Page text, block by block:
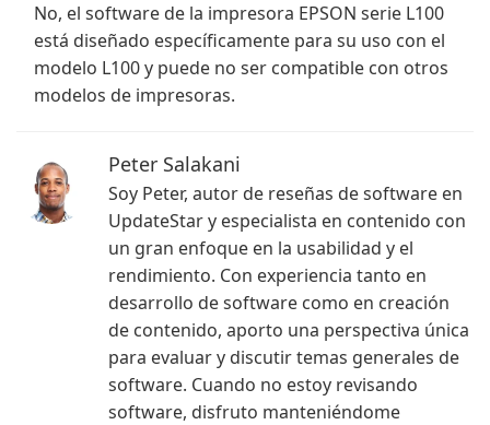
No, el software de la impresora EPSON serie L100
está diseñado específicamente para su uso con el
modelo L100 y puede no ser compatible con otros
modelos de impresoras.
Peter Salakani
Soy Peter, autor de reseñas de software en
UpdateStar y especialista en contenido con
un gran enfoque en la usabilidad y el
rendimiento. Con experiencia tanto en
desarrollo de software como en creación
de contenido, aporto una perspectiva única
para evaluar y discutir temas generales de
software. Cuando no estoy revisando
software, disfruto manteniéndome